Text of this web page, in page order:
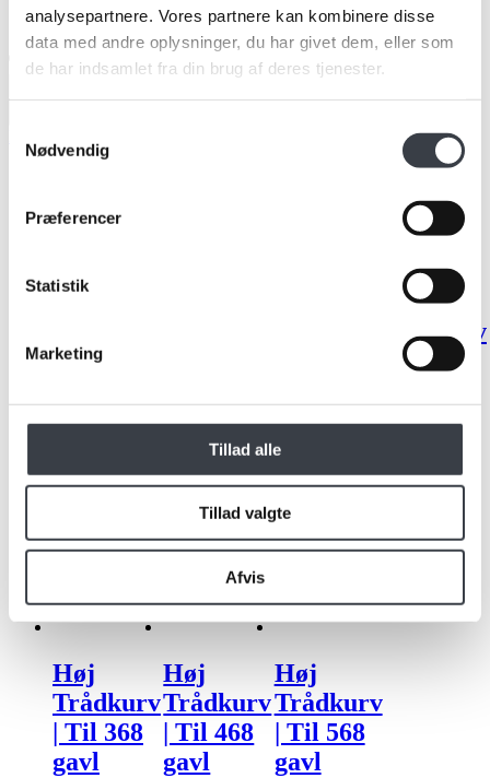
analysepartnere. Vores partnere kan kombinere disse
data med andre oplysninger, du har givet dem, eller som
de har indsamlet fra din brug af deres tjenester.
Nødvendig
Præferencer
Statistik
Marketing
Tillad alle
Tillad valgte
Afvis
search
| Til 368
Tilføj til kurv
Inkl. moms
Tilføj til kurv
Inkl. moms
Tilføj til kurv
Lav
trådkurv
| Til 768
Tilføj til kurv
Høj
Trådkurv
| Til 368
gavl
Høj
Trådkurv
| Til 468
gavl
Høj
Trådkurv
| Til 568
gavl